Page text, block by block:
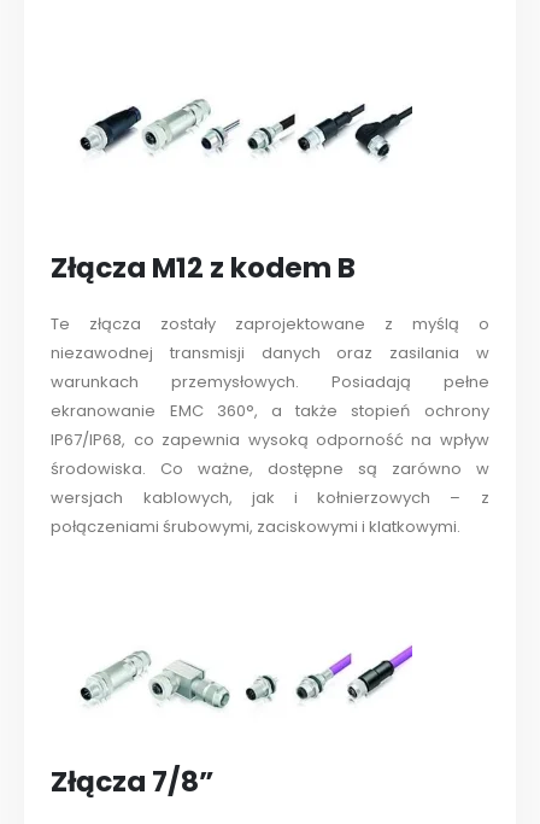
Złącza M12 z kodem B
Te złącza zostały zaprojektowane z myślą o
niezawodnej transmisji danych oraz zasilania w
warunkach przemysłowych. Posiadają pełne
ekranowanie EMC 360°, a także stopień ochrony
IP67/IP68, co zapewnia wysoką odporność na wpływ
środowiska. Co ważne, dostępne są zarówno w
wersjach kablowych, jak i kołnierzowych – z
połączeniami śrubowymi, zaciskowymi i klatkowymi.
Złącza 7/8”